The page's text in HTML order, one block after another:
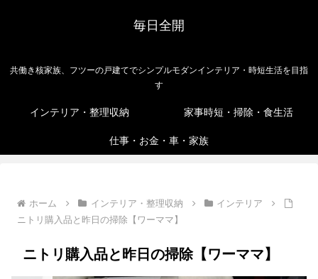
毎日全開
共働き核家族、フツーの戸建てでシンプルモダンインテリア・時短生活を目指
す
インテリア・整理収納 家事時短・掃除・食生活
仕事・お金・車・家族
ホーム インテリア・整理収納
インテリア
ニトリ購入品と昨日の掃除【ワーママ】
ニトリ購入品と昨日の掃除【ワーママ】